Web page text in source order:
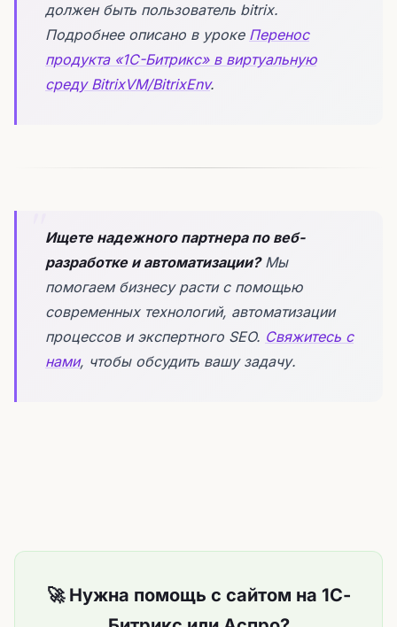
должен быть пользователь bitrix.
Подробнее описано в уроке Перенос
продукта «1C-Битрикс» в виртуальную
среду BitrixVM/BitrixEnv.
Ищете надежного партнера по веб-
разработке и автоматизации?Мы
помогаем бизнесу расти с помощью
современных технологий, автоматизации
процессов и экспертного SEO. Свяжитесь с
нами, чтобы обсудить вашу задачу.
🚀 Нужна помощь с сайтом на 1С-